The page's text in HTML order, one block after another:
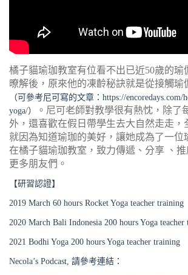
橘子貓瑜珈教室有位看不出已近50歲的瑜
暸解後，原來他的凍齡秘訣就是從接觸瑜
（可參考尼可寫的文章： https://
yoga/）
。尼可老師對教學很有熱忱，除了
外，還喜歡在假日帶學生去大自然走走，
就因為知道瑜珈的美好，讓她成為了一位
在橘子貓瑜珈教室，致力傳遞、分享 、
更多朋友們。
【研習認證】
2019 March 60 hours Rocket Yoga teacher training
2020 March Bali Indonesia 200 hours Yoga teacher
2021 Bodhi Yoga 200 hours Yoga teacher training
Necola’s Podcast, 請參考連結：